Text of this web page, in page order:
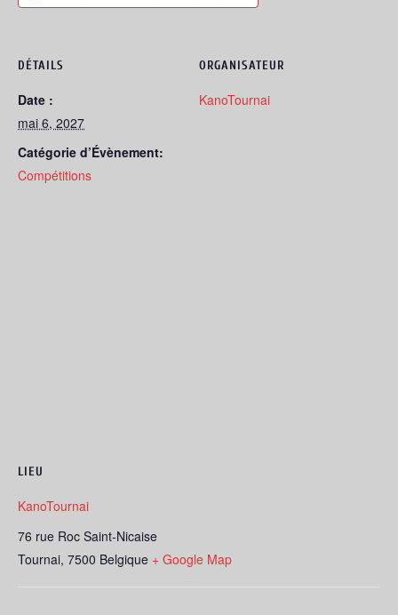
DÉTAILS
Date :
mai 6, 2027
Catégorie d’Évènement:
Compétitions
ORGANISATEUR
KanoTournai
LIEU
KanoTournai
76 rue Roc Saint-Nicaise
Tournai, 7500 Belgique + Google Map